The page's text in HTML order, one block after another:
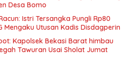
Desa Bomo
Istri Tersangka Pungli Rp80
Mengaku Utusan Kadis Disdagperin
Kapolsek Bekasi Barat himbau
Tawuran Usai Sholat Jumat